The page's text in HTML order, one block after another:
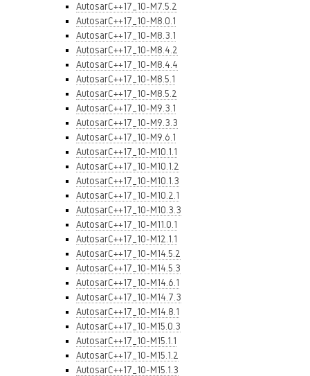
AutosarC++17_10-M7.5.2
AutosarC++17_10-M8.0.1
AutosarC++17_10-M8.3.1
AutosarC++17_10-M8.4.2
AutosarC++17_10-M8.4.4
AutosarC++17_10-M8.5.1
AutosarC++17_10-M8.5.2
AutosarC++17_10-M9.3.1
AutosarC++17_10-M9.3.3
AutosarC++17_10-M9.6.1
AutosarC++17_10-M10.1.1
AutosarC++17_10-M10.1.2
AutosarC++17_10-M10.1.3
AutosarC++17_10-M10.2.1
AutosarC++17_10-M10.3.3
AutosarC++17_10-M11.0.1
AutosarC++17_10-M12.1.1
AutosarC++17_10-M14.5.2
AutosarC++17_10-M14.5.3
AutosarC++17_10-M14.6.1
AutosarC++17_10-M14.7.3
AutosarC++17_10-M14.8.1
AutosarC++17_10-M15.0.3
AutosarC++17_10-M15.1.1
AutosarC++17_10-M15.1.2
AutosarC++17_10-M15.1.3